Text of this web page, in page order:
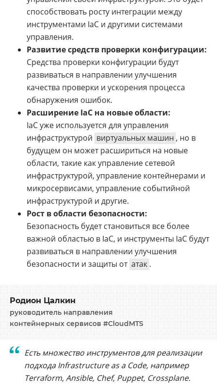
способствовать росту интеграции между
инструментами IaC и другими системами
управления.
Развитие средств проверки конфигурации:
Средства проверки конфигурации будут
развиваться в направлении улучшения
качества проверки и ускорения процесса
обнаружения ошибок.
Расширение IaC на новые области:
IaC уже используется для управления
инфраструктурой виртуальных машин , но в
будущем он может расшириться на новые
области, такие как управление сетевой
инфраструктурой, управление контейнерами и
микросервисами, управление событийной
инфраструктурой и другие.
Рост в области безопасности:
Безопасность будет становиться все более
важной областью в IaC, и инструменты IaC будут
развиваться в направлении улучшения
безопасности и защиты от атак .
Родион Цалкин
руководитель направления
контейнерных сервисов #CloudMTS
Есть множество инструментов для реализации
подхода Infrastructure as a Code, например
Terraform, Ansible, Chef, Puppet, Crossplane.